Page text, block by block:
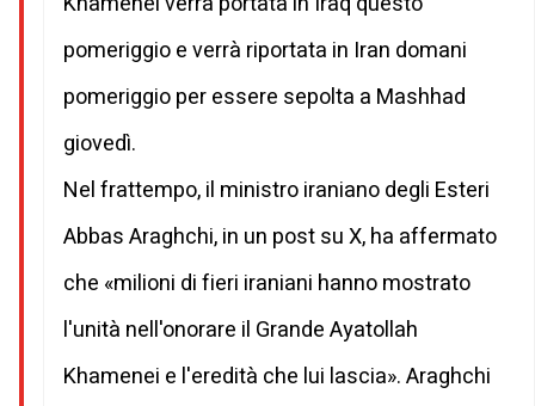
pomeriggio e verrà riportata in Iran domani
pomeriggio per essere sepolta a Mashhad
giovedì.
Nel frattempo, il ministro iraniano degli Esteri
Abbas Araghchi, in un post su X, ha affermato
che «milioni di fieri iraniani hanno mostrato
l'unità nell'onorare il Grande Ayatollah
Khamenei e l'eredità che lui lascia». Araghchi